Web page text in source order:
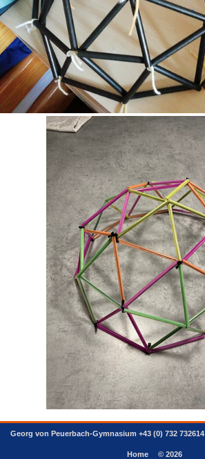
Georg von Peuerbach-Gymnasium +43 (0) 732 732614
Home © 2026